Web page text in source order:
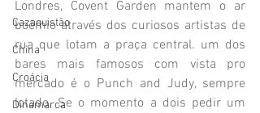
Cazaquistão
China
Croácia
Dinamarca
Londres, Covent Garden mantem o ar
boêmio através dos curiosos artistas de
rua que lotam a praça central. um dos
bares mais famosos com vista pro
mercado é o Punch and Judy, sempre
lotado. Se o momento a dois pedir um